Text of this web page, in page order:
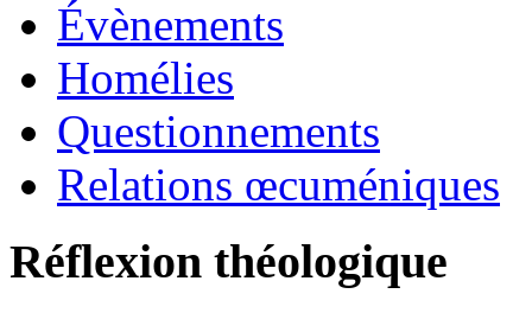
Évènements
Homélies
Questionnements
Relations œcuméniques
Réflexion théologique